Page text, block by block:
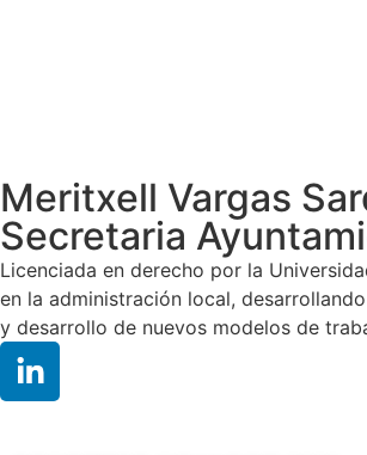
Meritxell Vargas
Secretaria
Licenciada en derecho por la
en la administración local,
y desarrollo de nuevos modelos de